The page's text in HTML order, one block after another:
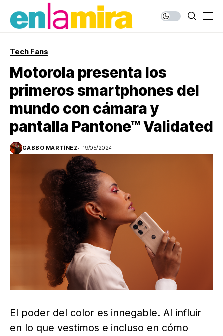
Tech Fans
Motorola presenta los
primeros smartphones del
mundo con cámara y
pantalla Pantone™ Validated
GABBO MARTÍNEZ 19/05/2024
El poder del color es innegable. Al influir
en lo que vestimos e incluso en cómo